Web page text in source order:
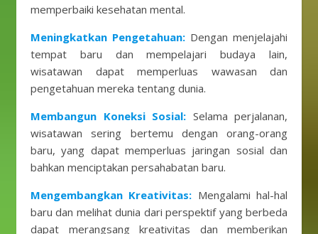
memperbaiki kesehatan mental.
Meningkatkan Pengetahuan: Dengan menjelajahi
tempat baru dan mempelajari budaya lain,
wisatawan dapat memperluas wawasan dan
pengetahuan mereka tentang dunia.
Membangun Koneksi Sosial: Selama perjalanan,
wisatawan sering bertemu dengan orang-orang
baru, yang dapat memperluas jaringan sosial dan
bahkan menciptakan persahabatan baru.
Mengembangkan Kreativitas: Mengalami hal-hal
baru dan melihat dunia dari perspektif yang berbeda
dapat merangsang kreativitas dan memberikan